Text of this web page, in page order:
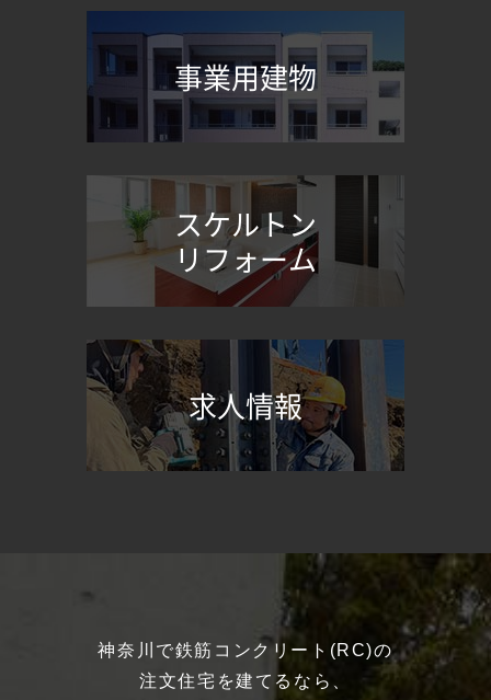
事業用建物
スケルトン
リフォーム
求人情報
神奈川で鉄筋コンクリート(RC)の
注文住宅を建てるなら、